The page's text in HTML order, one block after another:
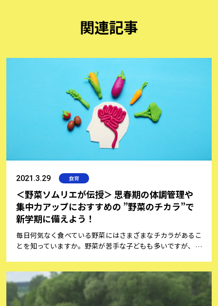
関連記事
2021.3.29 食育
＜野菜ソムリエが伝授＞ 思春期の体調管理や
集中力アップにおすすめの ”野菜のチカラ”で
新学期に備えよう！
毎日何気なく食べている野菜にはさまざまなチカラがあるこ
とを知っていますか。野菜が苦手な子どもも多いですが、勉
りたいですね。野菜ソムリエPro.として日本野菜ソムリエ協
会認定料理教室を主宰し、高校生と春から中学生の子どもを
持つお母さんでもある安部加代子さんに、“野菜のチカ